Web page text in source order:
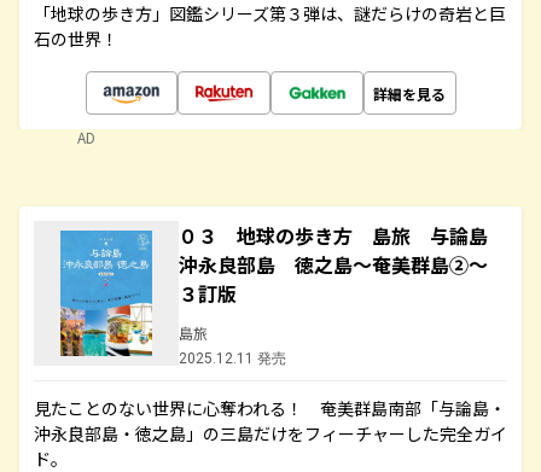
「地球の歩き方」図鑑シリーズ第３弾は、謎だらけの奇岩と巨
石の世界！
詳細を見る
AD
０３ 地球の歩き方 島旅 与論島
沖永良部島 徳之島～奄美群島②～
３訂版
島旅
2025.12.11 発売
見たことのない世界に心奪われる！ 奄美群島南部「与論島・
沖永良部島・徳之島」の三島だけをフィーチャーした完全ガイ
ド。